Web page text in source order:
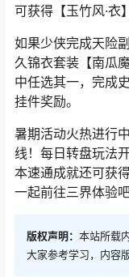
可获得【玉竹风·衣
如果少侠完成天险
久锦衣套装【南瓜
中任选其一，完成
挂件奖励。
暑期活动火热进行
线！每日转盘玩法
本速通成就还可获
一起前往三界体验吧
版权声明： 本站所载
大家参考学习，内容